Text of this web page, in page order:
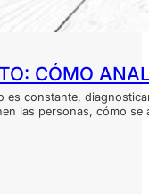
CÓMO
es constante,
las personas, cómo se